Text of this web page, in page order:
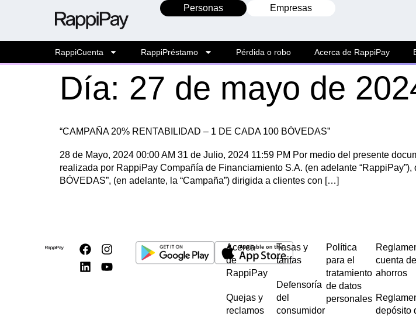
Personas Empresas
RappiCuenta RappiPréstamo Pérdida o robo Acerca de RappiPay
Día: 27 de mayo de
“CAMPAÑA 20% RENTABILIDAD – 1 DE CADA 100 BÓVEDAS”
28 de Mayo, 2024 00:00 AM 31 de Julio, 2024 11:59 PM Por medio del presente
realizada por RappiPay Compañía de Financiamiento S.A. (en adelante
BÓVEDAS”, (en adelante, la “Campaña”) dirigida a clientes con […]
Acerca
de
RappiPay
Quejas y
reclamos
Tasas y
tarifas
Defensoría
del
consumidor
Política
para el
tratamiento
de datos
personales
cuenta de
ahorros
depósito